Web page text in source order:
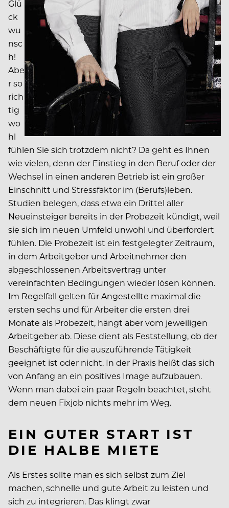
Glü
ck
wu
nsc
h!
Abe
r so
rich
tig
wo
hl
fühlen Sie sich trotzdem nicht? Da geht es Ihnen
wie vielen, denn der Einstieg in den Beruf oder der
Wechsel in einen anderen Betrieb ist ein großer
Einschnitt und Stressfaktor im (Berufs)leben.
Studien belegen, dass etwa ein Drittel aller
Neueinsteiger bereits in der Probezeit kündigt, weil
sie sich im neuen Umfeld unwohl und überfordert
fühlen. Die Probezeit ist ein festgelegter Zeitraum,
in dem Arbeitgeber und Arbeitnehmer den
abgeschlossenen Arbeitsvertrag unter
vereinfachten Bedingungen wieder lösen können.
Im Regelfall gelten für Angestellte maximal die
ersten sechs und für Arbeiter die ersten drei
Monate als Probezeit, hängt aber vom jeweiligen
Arbeitgeber ab. Diese dient als Feststellung, ob der
Beschäftigte für die auszuführende Tätigkeit
geeignet ist oder nicht. In der Praxis heißt das sich
von Anfang an ein positives Image aufzubauen.
Wenn man dabei ein paar Regeln beachtet, steht
dem neuen Fixjob nichts mehr im Weg.
EIN GUTER START IST
DIE HALBE MIETE
Als Erstes sollte man es sich selbst zum Ziel
machen, schnelle und gute Arbeit zu leisten und
sich zu integrieren. Das klingt zwar